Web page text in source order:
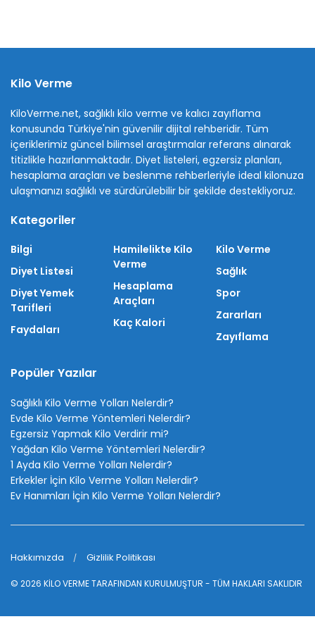
Kilo Verme
KiloVerme.net, sağlıklı kilo verme ve kalıcı zayıflama
konusunda Türkiye'nin güvenilir dijital rehberidir. Tüm
içeriklerimiz güncel bilimsel araştırmalar referans alınarak
titizlikle hazırlanmaktadır. Diyet listeleri, egzersiz planları,
hesaplama araçları ve beslenme rehberleriyle ideal kilonuza
ulaşmanızı sağlıklı ve sürdürülebilir bir şekilde destekliyoruz.
Kategoriler
Bilgi
Diyet Listesi
Diyet Yemek
Tarifleri
Faydaları
Hamilelikte Kilo
Verme
Hesaplama
Araçları
Kaç Kalori
Kilo Verme
Sağlık
Spor
Zararları
Zayıflama
Popüler Yazılar
Sağlıklı Kilo Verme Yolları Nelerdir?
Evde Kilo Verme Yöntemleri Nelerdir?
Egzersiz Yapmak Kilo Verdirir mi?
Yağdan Kilo Verme Yöntemleri Nelerdir?
1 Ayda Kilo Verme Yolları Nelerdir?
Erkekler İçin Kilo Verme Yolları Nelerdir?
Ev Hanımları İçin Kilo Verme Yolları Nelerdir?
Hakkımızda Gizlilik Politikası
© 2026 KİLO VERMETARAFINDAN KURULMUŞTUR - TÜM HAKLARI SAKLIDIR